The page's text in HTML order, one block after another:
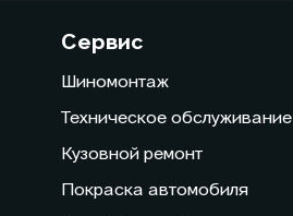
Сервис
Шиномонтаж
Техническое обслуживание
Кузовной ремонт
Покраска автомобиля